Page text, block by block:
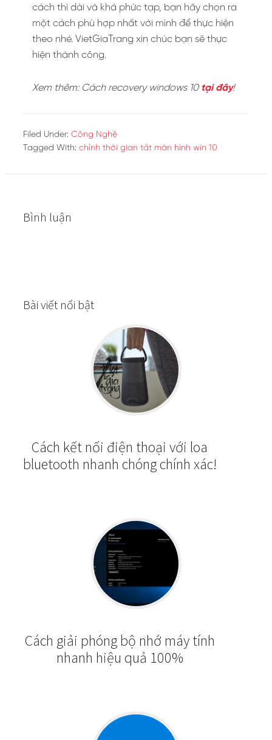
cách thì dài và khá phức tạp, bạn hãy chọn ra
một cách phù hợp nhất với mình để thực hiện
theo nhé. VietGiaTrang xin chúc bạn sẽ thực
hiện thành công.
Xem thêm: Cách recovery windows 10 tại đây!
Filed Under: Công Nghệ
Tagged With: chỉnh thời gian tắt màn hình win 10
Bình luận
Bài viết nổi bật
Cách kết nối điện thoại với loa
bluetooth nhanh chóng chính xác!
Cách giải phóng bộ nhớ máy tính
nhanh hiệu quả 100%